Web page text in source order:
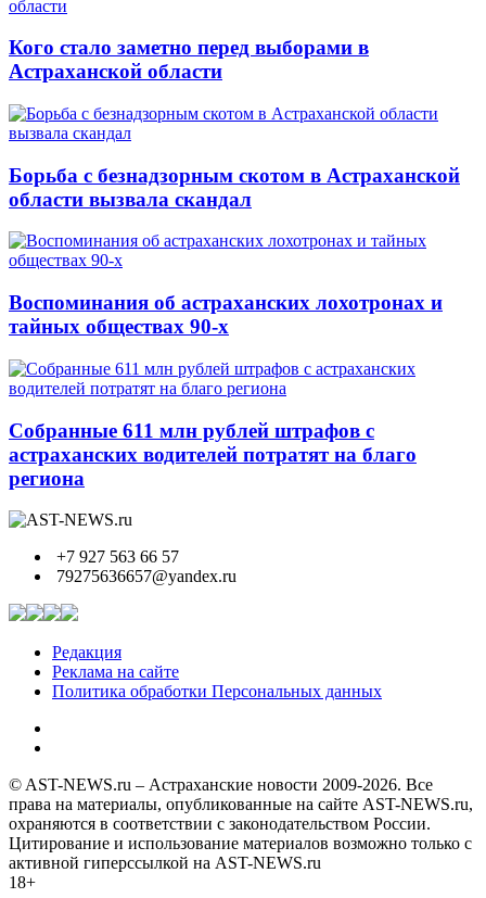
Кого стало заметно перед выборами в
Астраханской области
Борьба с безнадзорным скотом в Астраханской
области вызвала скандал
Воспоминания об астраханских лохотронах и
тайных обществах 90-х
Собранные 611 млн рублей штрафов с
астраханских водителей потратят на благо
региона
+7 927 563 66 57
79275636657@yandex.ru
Редакция
Реклама на сайте
Политика обработки Персональных данных
© AST-NEWS.ru – Астраханские новости 2009-2026. Все
права на материалы, опубликованные на сайте AST-NEWS.ru,
охраняются в соответствии с законодательством России.
Цитирование и использование материалов возможно только с
активной гиперссылкой на AST-NEWS.ru
18+